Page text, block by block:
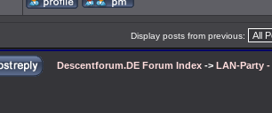
Display posts from previous:
Descentforum.DE Forum Index -> LAN-Party